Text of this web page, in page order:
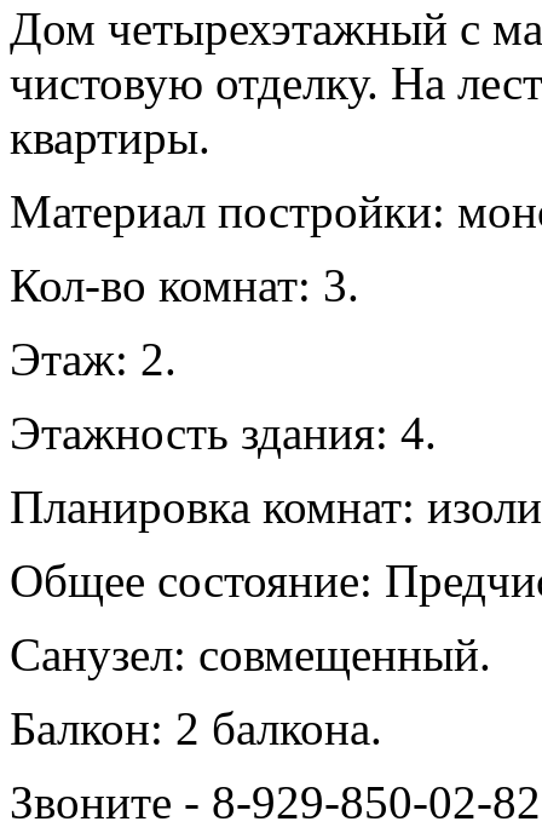
Дом четырехэтажный с
чистовую отделку. На
квартиры.
Материал постройки:
Кол-во комнат: 3.
Этаж: 2.
Этажность здания: 4.
Планировка комнат:
Общее состояние:
Санузел: совмещенный.
Балкон: 2 балкона.
Звоните - 8-929-850-02-